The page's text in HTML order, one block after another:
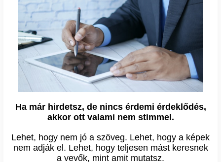
Ha már hirdetsz, de nincs érdemi érdeklődés,
akkor ott valami nem stimmel.
Lehet, hogy nem jó a szöveg. Lehet, hogy a képek
nem adják el. Lehet, hogy teljesen mást keresnek
a vevők, mint amit mutatsz.